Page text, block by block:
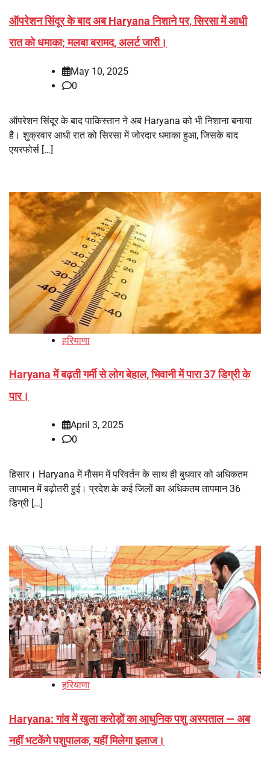
ऑपरेशन सिंदूर के बाद अब Haryana निशाने पर, सिरसा में आधी
रात को धमाका; मलबा बरामद, अलर्ट जारी।
May 10, 2025
0
ऑपरेशन सिंदूर के बाद पाकिस्तान ने अब Haryana को भी निशाना बनाया
है। शुक्रवार आधी रात को सिरसा में जोरदार धमाका हुआ, जिसके बाद
एयरफोर्स […]
हरियाणा
Haryana में बढ़ती गर्मी से लोग बेहाल, भिवानी में पारा 37 डिग्री के
पार।
April 3, 2025
0
हिसार। Haryana में मौसम में परिवर्तन के साथ ही बुधवार को अधिकतम
तापमान में बढ़ोतरी हुई। प्रदेश के कई जिलों का अधिकतम तापमान 36
डिग्री […]
हरियाणा
Haryana: गांव में खुला करोड़ों का आधुनिक पशु अस्पताल — अब
नहीं भटकेंगे पशुपालक, यहीं मिलेगा इलाज।